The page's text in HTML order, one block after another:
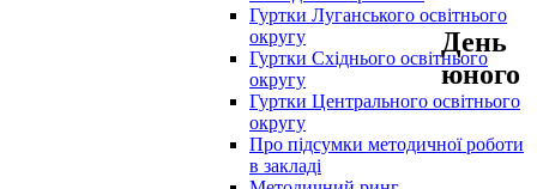
Гуртки Луганського освітнього
округу
Гуртки Східнього освітнього
округу
Гуртки Центрального освітнього
округу
Про підсумки методичної роботи
в закладі
День
юного